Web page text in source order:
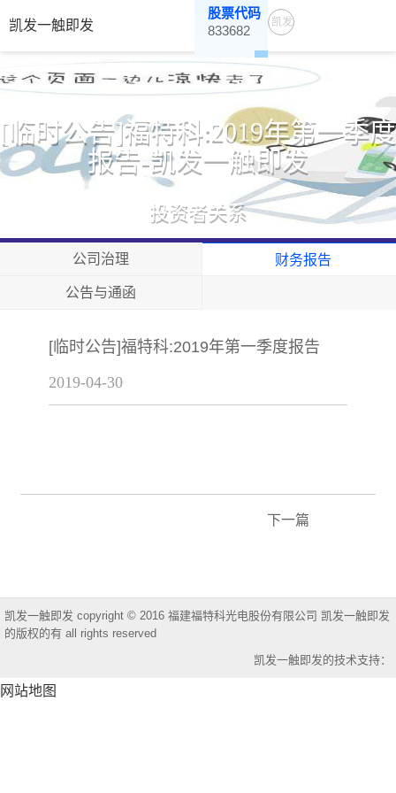
凯发一触即发
股票代码
833682
凯发
即发
[临时公告]福特科:2019年第一季度
报告-凯发一触即发
投资者关系
公司治理 财务报告
公告与通函
[临时公告]福特科:2019年第一季度报告
2019-04-30
下一篇
凯发一触即发 copyright © 2016 福建福特科光电股份有限公司 凯发一触即发
的版权的有 all rights reserved
凯发一触即发的技术支持：
网站地图